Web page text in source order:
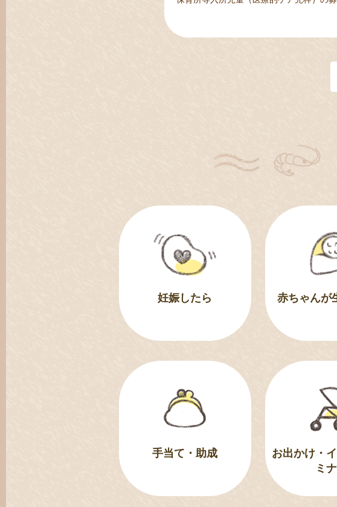
妊娠したら 赤ちゃんが
手当て・助成
お出かけ・
ミ